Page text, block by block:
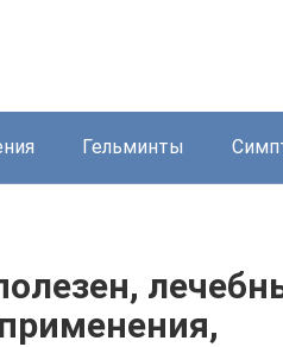
Гельминты